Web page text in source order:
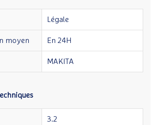
Légale
moyen En 24H
MAKITA
3.2